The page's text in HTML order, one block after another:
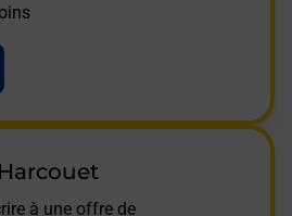
à une offre de